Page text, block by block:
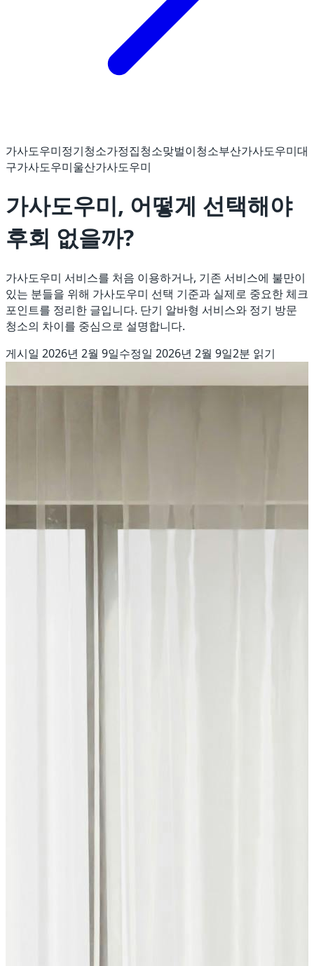
가사도우미정기청소가정집청소맞벌이청소부산가사도우미대
구가사도우미울산가사도우미
가사도우미, 어떻게 선택해야
후회 없을까?
가사도우미 서비스를 처음 이용하거나, 기존 서비스에 불만이
있는 분들을 위해 가사도우미 선택 기준과 실제로 중요한 체크
포인트를 정리한 글입니다. 단기 알바형 서비스와 정기 방문
청소의 차이를 중심으로 설명합니다.
게시일 2026년 2월 9일수정일 2026년 2월 9일2분 읽기